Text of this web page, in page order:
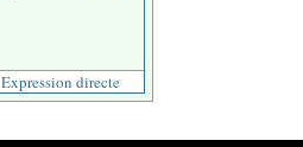
Expression directe